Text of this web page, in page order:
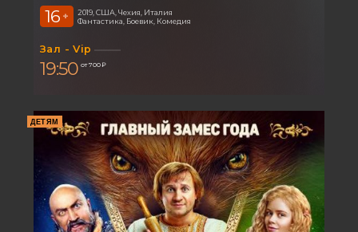
16 +
2019, США, Чехия, Италия
Фантастика, Боевик, Комедия
Зал - Vip
19:50 от 700 ₽
ДЕТЯМ